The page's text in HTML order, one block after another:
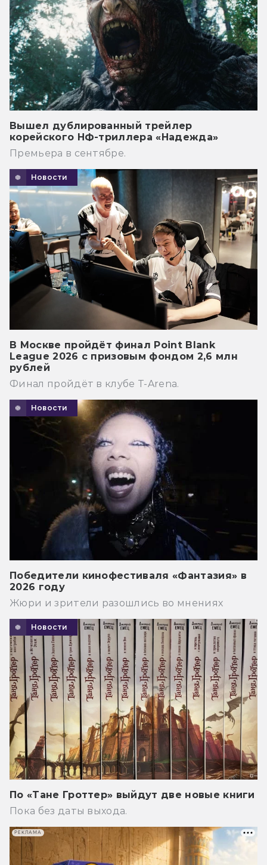
Вышел дублированный трейлер
корейского НФ-триллера «Надежда»
Премьера в сентябре.
Новости
В Москве пройдёт финал Point Blank
League 2026 с призовым фондом 2,6 млн
рублей
Финал пройдёт в клубе T-Arena.
Новости
Победители кинофестиваля «Фантазия» в
2026 году
Жюри и зрители разошлись во мнениях
Новости
По «Тане Гроттер» выйдут две новые книги
Пока без даты выхода.
РЕКЛАМА